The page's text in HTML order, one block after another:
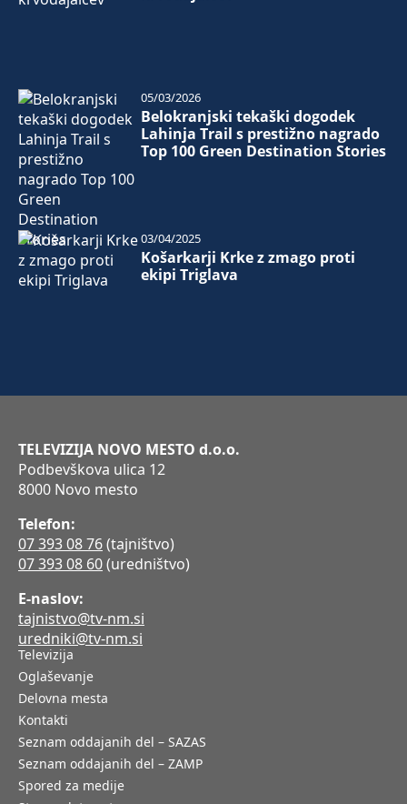
Belokranjski tekaški dogodek
Lahinja Trail s prestižno nagrado
Top 100 Green Destination Stories
05/03/2026
Košarkarji Krke z zmago proti
ekipi Triglava
03/04/2025
TELEVIZIJA NOVO MESTO d.o.o.
Podbevškova ulica 12
8000 Novo mesto
Telefon:
07 393 08 76(tajništvo)
07 393 08 60(uredništvo)
E-naslov:
tajnistvo@tv-nm.si
uredniki@tv-nm.si
Televizija
Oglaševanje
Delovna mesta
Kontakti
Seznam oddajanih del – SAZAS
Seznam oddajanih del – ZAMP
Spored za medije